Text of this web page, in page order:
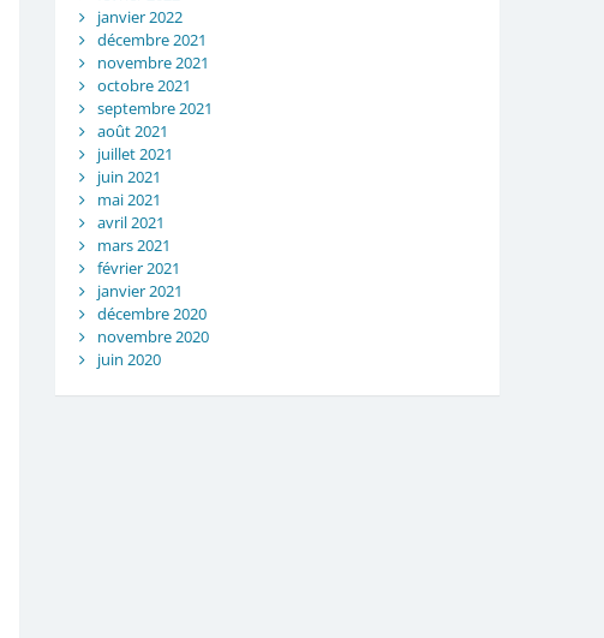
janvier 2022
décembre 2021
novembre 2021
octobre 2021
septembre 2021
août 2021
juillet 2021
juin 2021
mai 2021
avril 2021
mars 2021
février 2021
janvier 2021
décembre 2020
novembre 2020
juin 2020